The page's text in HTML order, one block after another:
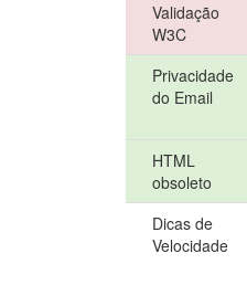
Validação
W3C
Privacidade
do Email
HTML
obsoleto
Dicas de
Velocidade